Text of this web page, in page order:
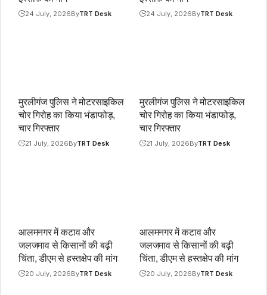
24 July, 2026ByTRT Desk
मुरलीगंज पुलिस ने मोटरसाइकिल
चोर गिरोह का किया भंडाफोड़,
चार गिरफ्तार
21 July, 2026ByTRT Desk
आलमनगर में कटाव और
जलजमाव से किसानों की बढ़ी
चिंता, डीएम से हस्तक्षेप की मांग
20 July, 2026ByTRT Desk
24 July, 2026ByTRT Desk
मुरलीगंज पुलिस ने मोटरसाइकिल
चोर गिरोह का किया भंडाफोड़,
चार गिरफ्तार
21 July, 2026ByTRT Desk
आलमनगर में कटाव और
जलजमाव से किसानों की बढ़ी
चिंता, डीएम से हस्तक्षेप की मांग
20 July, 2026ByTRT Desk